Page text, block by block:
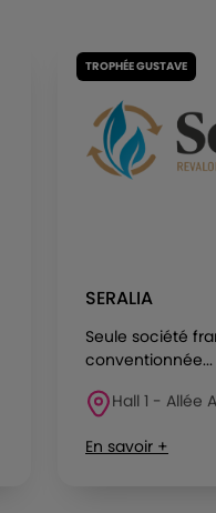
TROPHÉE GUSTAVE
SERALIA
Seule société
conventionnée...
Hall 1 - Allée
En savoir +